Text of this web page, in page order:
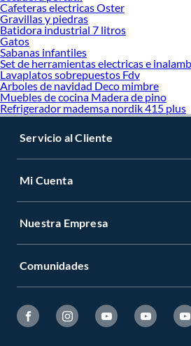
Cafeteras electricas Oster
Gravillas y piedras
Batidora industrial 7 litros
Gatos
Sabanas infantiles
Set de herramientas electricas e
Lavaplatos sobrepuestos Fdv
Arboles de navidad Deco mimbre
Muebles de cocina Madera de pino
Refrigerador mademsa nordik 415 plus
Servicio al Cliente
Mi Cuenta
Nuestra Empresa
Comunidades